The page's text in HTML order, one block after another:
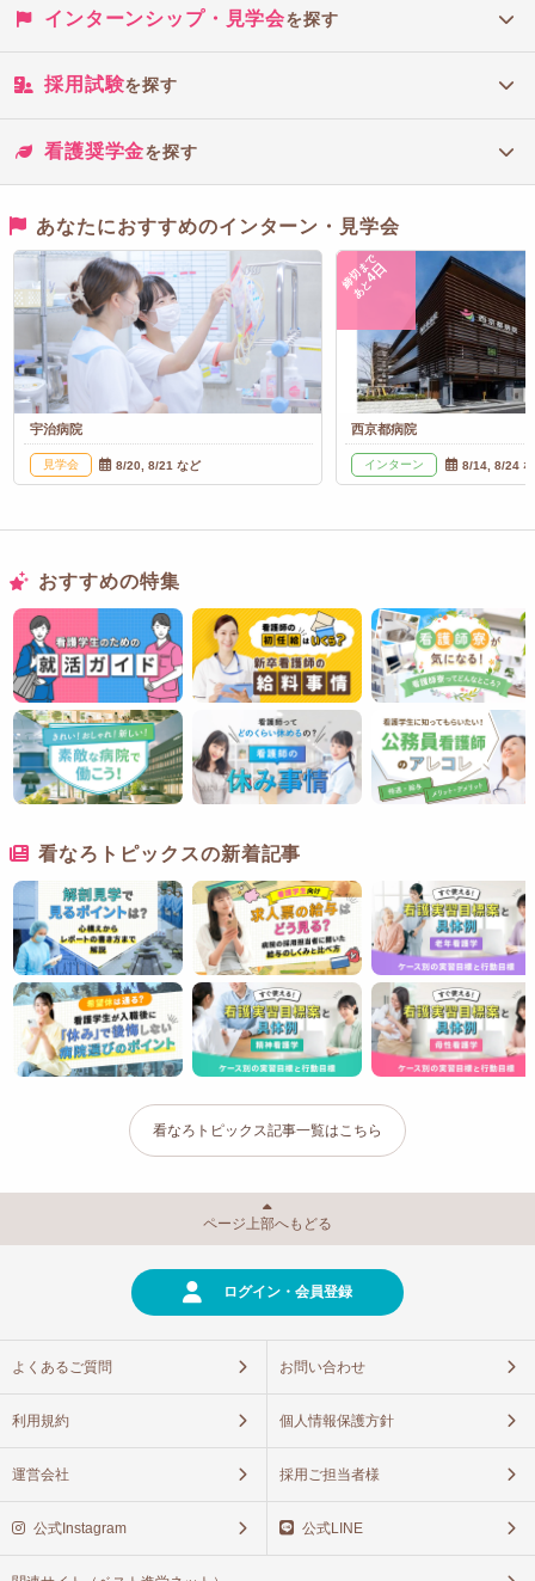
インターンシップ・見学会を探す
採用試験を探す
看護奨学金を探す
あなたにおすすめのインターン・見学会
宇治病院
見学会 8/20, 8/21 など
締切まで
あと
4日
西京都病院
インターン 8/14, 8/24
おすすめの特集
看なろトピックスの新着記事
看なろトピックス記事一覧はこちら
ページ上部へもどる
ログイン・会員登録
よくあるご質問 お問い合わせ
利用規約 個人情報保護方針
運営会社 採用ご担当者様
公式Instagram 公式LINE